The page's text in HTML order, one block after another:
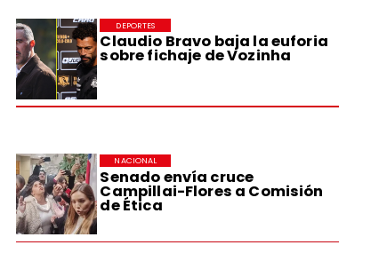
Claudio Bravo baja la euforia
sobre fichaje de Vozinha
DEPORTES
Senado envía cruce
Campillai-Flores a Comisión
de Ética
NACIONAL